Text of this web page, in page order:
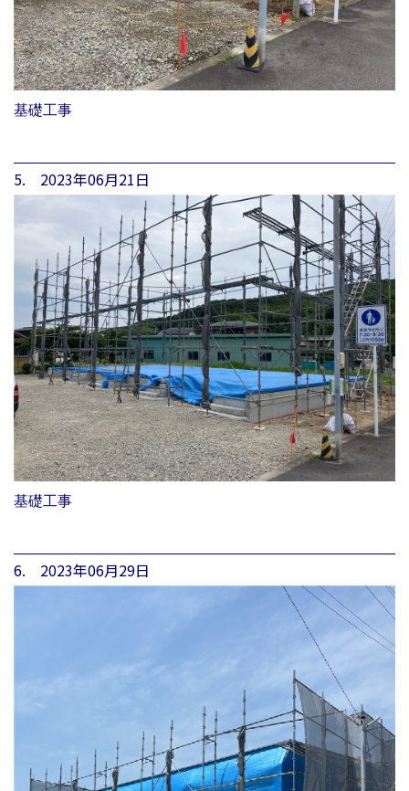
基礎工事
5. 2023年06月21日
基礎工事
6. 2023年06月29日